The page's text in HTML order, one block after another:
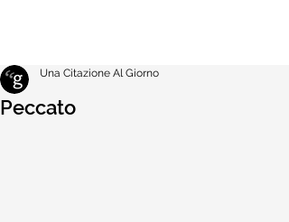
Peccato
Una Citazione Al Giorno